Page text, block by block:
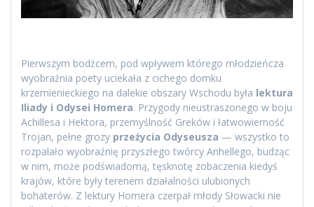
Pierwszym bodźcem, pod wpływem którego młodzieńcza
wyobraźnia poety uciekała z cichego domku
krzemienieckiego na dalekie obszary Wschodu była lektura
Iliady i Odysei Homera. Przygody nieustraszonego w boju
Achillesa i Hektora, przemyślność Greków i łatwowierność
Trojan, pełne grozy przeżycia Odyseusza — wszystko to
rozpalało wyobraźnię przyszłego twórcy Anhellego, budząc
w nim, może podświadomą, tęsknotę zobaczenia kiedyś
krajów, które były terenem działalności ulubionych
bohaterów. Z lektury Homera czerpał młody Słowacki nie